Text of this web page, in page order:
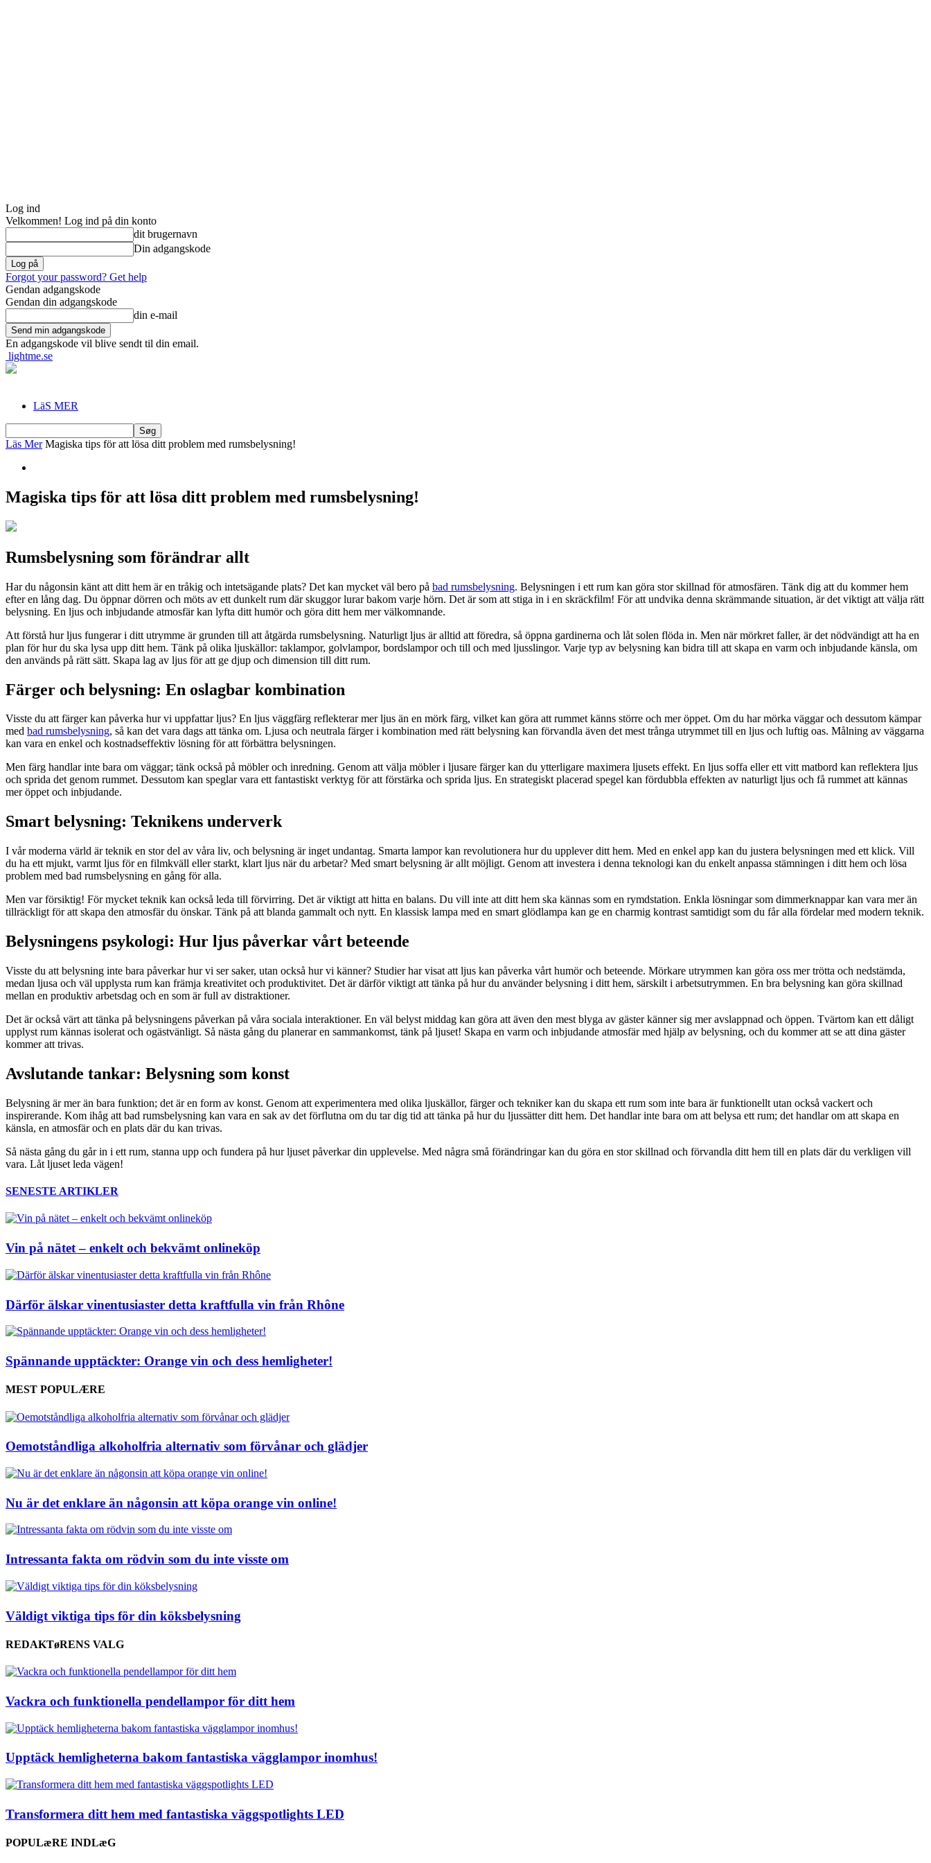
Log ind
Velkommen! Log ind på din konto
dit brugernavn
Din adgangskode
Forgot your password? Get help
Gendan adgangskode
Gendan din adgangskode
din e-mail
En adgangskode vil blive sendt til din email.
lightme.se
LäS MER
Läs Mer Magiska tips för att lösa ditt problem med rumsbelysning!
Magiska tips för att lösa ditt problem med rumsbelysning!
Rumsbelysning som förändrar allt
Har du någonsin känt att ditt hem är en tråkig och intetsägande plats? Det kan mycket väl bero på bad rumsbelysning. Belysningen i ett rum kan göra stor skillnad för atmosfären. Tänk dig att du kommer hem
efter en lång dag. Du öppnar dörren och möts av ett dunkelt rum där skuggor lurar bakom varje hörn. Det är som att stiga in i en skräckfilm! För att undvika denna skrämmande situation, är det viktigt att välja rätt
belysning. En ljus och inbjudande atmosfär kan lyfta ditt humör och göra ditt hem mer välkomnande.
Att förstå hur ljus fungerar i ditt utrymme är grunden till att åtgärda rumsbelysning. Naturligt ljus är alltid att föredra, så öppna gardinerna och låt solen flöda in. Men när mörkret faller, är det nödvändigt att ha en
plan för hur du ska lysa upp ditt hem. Tänk på olika ljuskällor: taklampor, golvlampor, bordslampor och till och med ljusslingor. Varje typ av belysning kan bidra till att skapa en varm och inbjudande känsla, om
den används på rätt sätt. Skapa lag av ljus för att ge djup och dimension till ditt rum.
Färger och belysning: En oslagbar kombination
Visste du att färger kan påverka hur vi uppfattar ljus? En ljus väggfärg reflekterar mer ljus än en mörk färg, vilket kan göra att rummet känns större och mer öppet. Om du har mörka väggar och dessutom kämpar
med bad rumsbelysning, så kan det vara dags att tänka om. Ljusa och neutrala färger i kombination med rätt belysning kan förvandla även det mest trånga utrymmet till en ljus och luftig oas. Målning av väggarna
kan vara en enkel och kostnadseffektiv lösning för att förbättra belysningen.
Men färg handlar inte bara om väggar; tänk också på möbler och inredning. Genom att välja möbler i ljusare färger kan du ytterligare maximera ljusets effekt. En ljus soffa eller ett vitt matbord kan reflektera ljus
och sprida det genom rummet. Dessutom kan speglar vara ett fantastiskt verktyg för att förstärka och sprida ljus. En strategiskt placerad spegel kan fördubbla effekten av naturligt ljus och få rummet att kännas
mer öppet och inbjudande.
Smart belysning: Teknikens underverk
I vår moderna värld är teknik en stor del av våra liv, och belysning är inget undantag. Smarta lampor kan revolutionera hur du upplever ditt hem. Med en enkel app kan du justera belysningen med ett klick. Vill
du ha ett mjukt, varmt ljus för en filmkväll eller starkt, klart ljus när du arbetar? Med smart belysning är allt möjligt. Genom att investera i denna teknologi kan du enkelt anpassa stämningen i ditt hem och lösa
problem med bad rumsbelysning en gång för alla.
Men var försiktig! För mycket teknik kan också leda till förvirring. Det är viktigt att hitta en balans. Du vill inte att ditt hem ska kännas som en rymdstation. Enkla lösningar som dimmerknappar kan vara mer än
tillräckligt för att skapa den atmosfär du önskar. Tänk på att blanda gammalt och nytt. En klassisk lampa med en smart glödlampa kan ge en charmig kontrast samtidigt som du får alla fördelar med modern teknik.
Belysningens psykologi: Hur ljus påverkar vårt beteende
Visste du att belysning inte bara påverkar hur vi ser saker, utan också hur vi känner? Studier har visat att ljus kan påverka vårt humör och beteende. Mörkare utrymmen kan göra oss mer trötta och nedstämda,
medan ljusa och väl upplysta rum kan främja kreativitet och produktivitet. Det är därför viktigt att tänka på hur du använder belysning i ditt hem, särskilt i arbetsutrymmen. En bra belysning kan göra skillnad
mellan en produktiv arbetsdag och en som är full av distraktioner.
Det är också värt att tänka på belysningens påverkan på våra sociala interaktioner. En väl belyst middag kan göra att även den mest blyga av gäster känner sig mer avslappnad och öppen. Tvärtom kan ett dåligt
upplyst rum kännas isolerat och ogästvänligt. Så nästa gång du planerar en sammankomst, tänk på ljuset! Skapa en varm och inbjudande atmosfär med hjälp av belysning, och du kommer att se att dina gäster
kommer att trivas.
Avslutande tankar: Belysning som konst
Belysning är mer än bara funktion; det är en form av konst. Genom att experimentera med olika ljuskällor, färger och tekniker kan du skapa ett rum som inte bara är funktionellt utan också vackert och
inspirerande. Kom ihåg att bad rumsbelysning kan vara en sak av det förflutna om du tar dig tid att tänka på hur du ljussätter ditt hem. Det handlar inte bara om att belysa ett rum; det handlar om att skapa en
känsla, en atmosfär och en plats där du kan trivas.
Så nästa gång du går in i ett rum, stanna upp och fundera på hur ljuset påverkar din upplevelse. Med några små förändringar kan du göra en stor skillnad och förvandla ditt hem till en plats där du verkligen vill
vara. Låt ljuset leda vägen!
SENESTE ARTIKLER
Vin på nätet – enkelt och bekvämt onlineköp
Därför älskar vinentusiaster detta kraftfulla vin från Rhône
Spännande upptäckter: Orange vin och dess hemligheter!
MEST POPULÆRE
Oemotståndliga alkoholfria alternativ som förvånar och glädjer
Nu är det enklare än någonsin att köpa orange vin online!
Intressanta fakta om rödvin som du inte visste om
Väldigt viktiga tips för din köksbelysning
REDAKTøRENS VALG
Vackra och funktionella pendellampor för ditt hem
Upptäck hemligheterna bakom fantastiska vägglampor inomhus!
Transformera ditt hem med fantastiska väggspotlights LED
POPULæRE INDLæG